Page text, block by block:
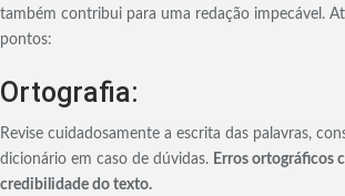
também contribui para uma redação impecável.
pontos:
Ortografia:
Revise cuidadosamente a escrita das palavras,
dicionário em caso de dúvidas. Erros ortográficos
credibilidade do texto.